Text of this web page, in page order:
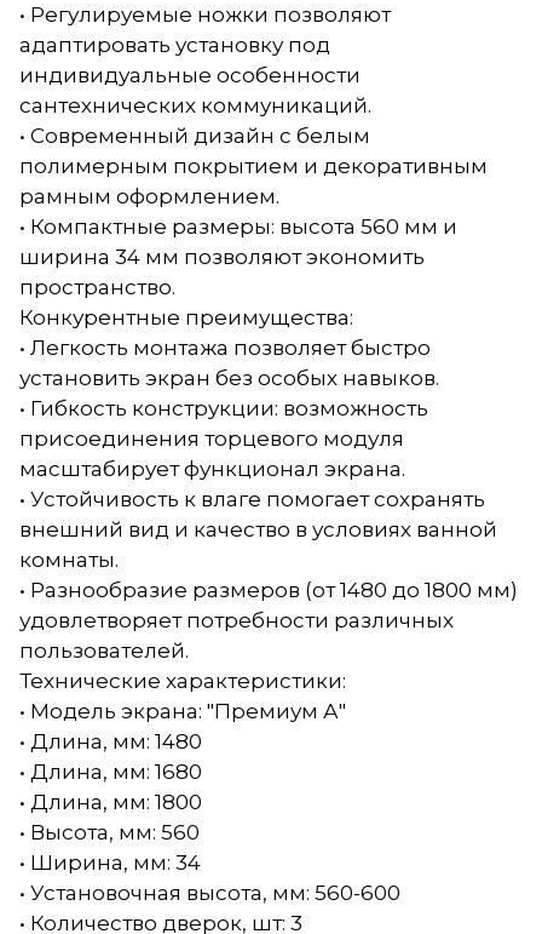
• Регулируемые ножки позволяют
адаптировать установку под
индивидуальные особенности
сантехнических коммуникаций.
• Современный дизайн с белым
полимерным покрытием и декоративным
рамным оформлением.
• Компактные размеры: высота 560 мм и
ширина 34 мм позволяют экономить
пространство.
Конкурентные преимущества:
• Легкость монтажа позволяет быстро
установить экран без особых навыков.
• Гибкость конструкции: возможность
присоединения торцевого модуля
масштабирует функционал экрана.
• Устойчивость к влаге помогает сохранять
внешний вид и качество в условиях ванной
комнаты.
• Разнообразие размеров (от 1480 до 1800 мм)
удовлетворяет потребности различных
пользователей.
Технические характеристики:
• Модель экрана: "Премиум А"
• Длина, мм: 1480
• Длина, мм: 1680
• Длина, мм: 1800
• Высота, мм: 560
• Ширина, мм: 34
• Установочная высота, мм: 560-600
• Количество дверок, шт: 3